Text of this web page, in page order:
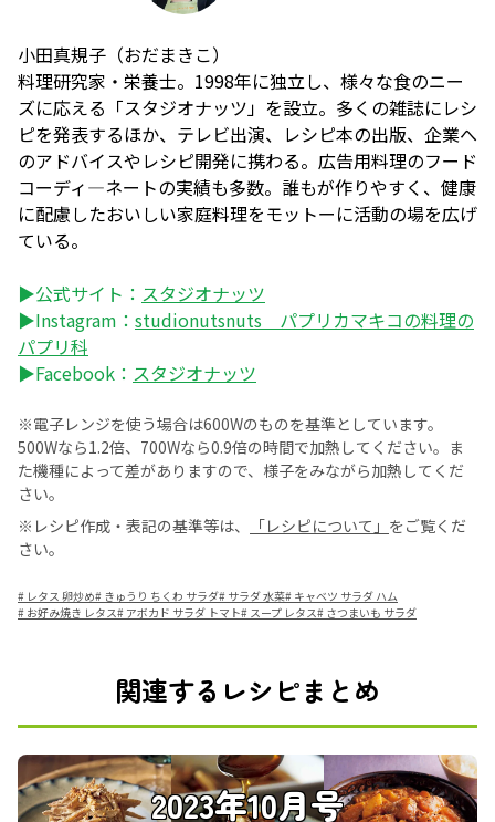
小田真規子（おだまきこ）
料理研究家・栄養士。1998年に独立し、様々な食のニー
ズに応える「スタジオナッツ」を設立。多くの雑誌にレシ
ピを発表するほか、テレビ出演、レシピ本の出版、企業へ
のアドバイスやレシピ開発に携わる。広告用料理のフード
コーディ―ネートの実績も多数。誰もが作りやすく、健康
に配慮したおいしい家庭料理をモットーに活動の場を広げ
ている。
▶公式サイト： スタジオナッツ
▶Instagram： studionutsnuts パプリカマキコの料理の
パプリ科
▶Facebook： スタジオナッツ
※電子レンジを使う場合は600Wのものを基準としています。
500Wなら1.2倍、700Wなら0.9倍の時間で加熱してください。ま
た機種によって差がありますので、様子をみながら加熱してくだ
さい。
※レシピ作成・表記の基準等は、
「レシピについて」 をご覧くだ
さい。
# レタス 卵炒め# きゅうり ちくわ サラダ# サラダ 水菜# キャベツ サラダ ハム
# お好み焼き レタス# アボカド サラダ トマト# スープ レタス# さつまいも サラダ
関連するレシピまとめ
2023年10月号